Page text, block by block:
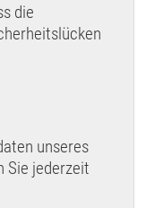
die
unseres
Sie jederzeit